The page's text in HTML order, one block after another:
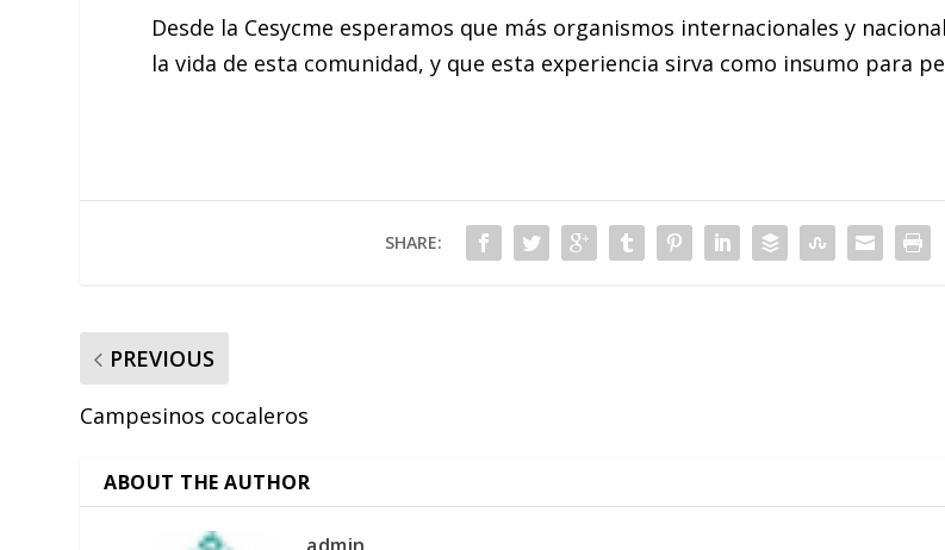
Desde la Cesycme esperamos que más organismos internacionales y
la vida de esta comunidad, y que esta experiencia sirva como insumo para
SHARE:
PREVIOUS
Campesinos cocaleros
ABOUT THE AUTHOR